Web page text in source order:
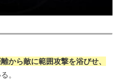
から敵に範囲攻撃を浴びせ、
。